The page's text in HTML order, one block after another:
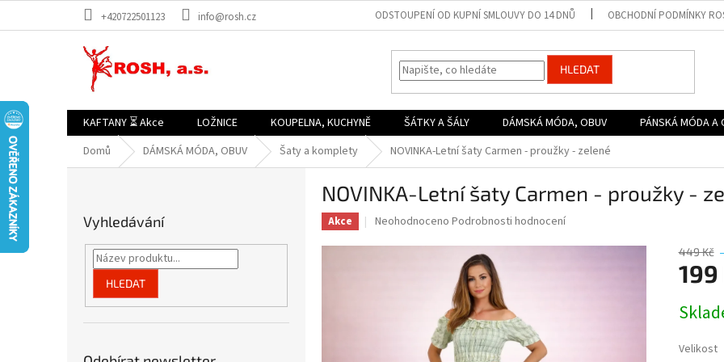
+420722501123 info@rosh.cz ODSTOUPENÍ OD KUPNÍ SMLOUVY DO 14 DNŮ OBCHODNÍ PODMÍNKY
HLEDAT
KAFTANY ⏳ Akce LOŽNICE KOUPELNA, KUCHYNĚ ŠÁTKY A ŠÁLY DÁMSKÁ MÓDA, OBUV PÁNSKÁ MÓDA A
Domů
DÁMSKÁ MÓDA, OBUV Šaty a komplety NOVINKA-Letní šaty Carmen - proužky - zelené
Vyhledávání
HLEDAT
NOVINKA-Letní šaty Carmen - proužky -
Akce
Průměrné
produktu
Neohodnoceno Podrobnosti hodnocení
449 Kč
199
cena:
Velikost